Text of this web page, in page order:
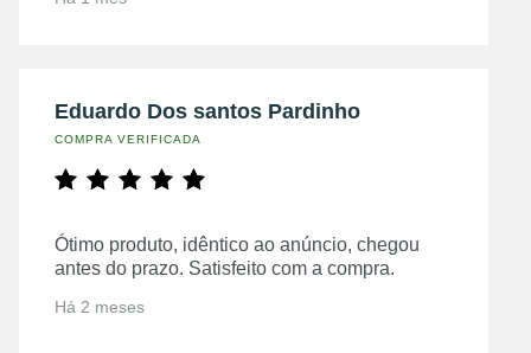
Eduardo Dos santos Pardinho
COMPRA VERIFICADA
Ótimo produto, idêntico ao anúncio, chegou
antes do prazo. Satisfeito com a compra.
Há 2 meses